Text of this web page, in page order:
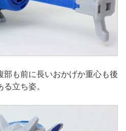
部も前に長いおかげか重心も後
立ち姿。